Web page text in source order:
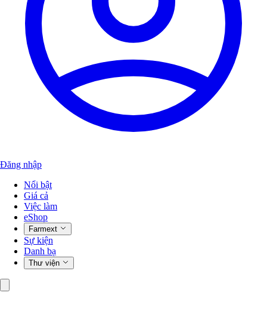
Đăng nhập
Nổi bật
Giá cả
Việc làm
eShop
Farmext
Sự kiện
Danh bạ
Thư viện